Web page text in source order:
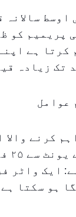
نے تقریباً ۵۰ فیصد کی
پریمیم کو
ہے
عوامل
کرنے
ایک واٹر
زیادہ مہنگا